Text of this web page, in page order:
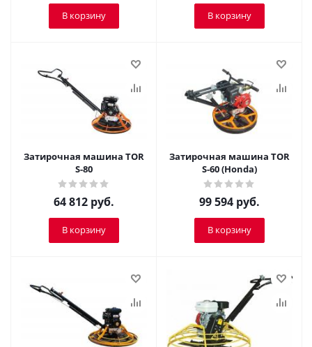
В корзину В корзину
Затирочная машина TOR
S-80
64 812 руб.
В корзину
Затирочная машина TOR
S-60 (Honda)
99 594 руб.
В корзину